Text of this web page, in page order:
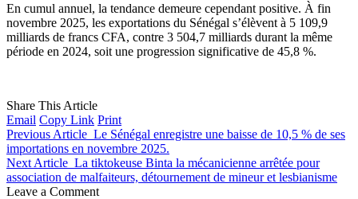
En cumul annuel, la tendance demeure cependant positive. À fin
novembre 2025, les exportations du Sénégal s’élèvent à 5 109,9
milliards de francs CFA, contre 3 504,7 milliards durant la même
période en 2024, soit une progression significative de 45,8 %.
Share This Article
Email Copy Link Print
Previous Article Le Sénégal enregistre une baisse de 10,5 % de ses
importations en novembre 2025.
Next Article La tiktokeuse Binta la mécanicienne arrêtée pour
association de malfaiteurs, détournement de mineur et lesbianisme
Leave a Comment